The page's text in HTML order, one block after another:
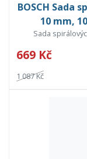
BOSCH Sada
10 mm,
Sada
669 Kč
1 087 Kč